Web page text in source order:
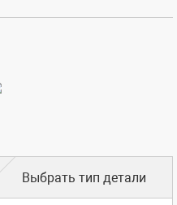
Выбрать тип детали